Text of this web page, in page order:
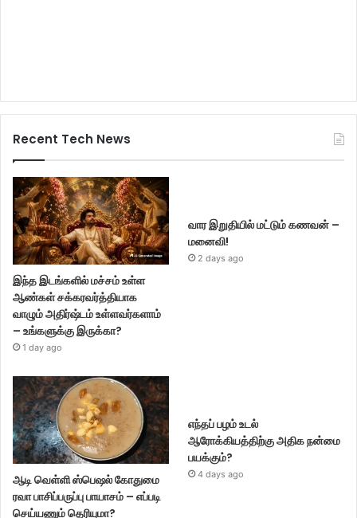
Recent Tech News
இந்த இடங்களில் மச்சம் உள்ள
ஆண்கள் சக்கரவர்த்தியாக
வாழும் அதிர்ஷ்டம் உள்ளவர்களாம்
– உங்களுக்கு இருக்கா?
1 day ago
வார இறுதியில் மட்டும் கணவன் –
மனைவி!
2 days ago
ஆடி வெள்ளி ஸ்பெஷல் கோதுமை
ரவா பாசிப்பருப்பு பாயாசம் – எப்படி
செய்யணும் தெரியுமா?
எந்தப் பழம் உடல்
ஆரோக்கியத்திற்கு அதிக நன்மை
பயக்கும்?
4 days ago